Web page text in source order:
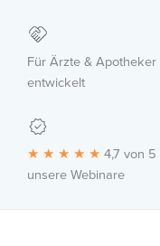
Für Ärzte & Apotheker
entwickelt
★ ★ ★ ★ ★ 4,7 von 5
unsere Webinare